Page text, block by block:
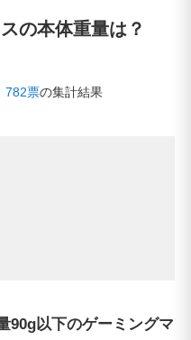
の本体重量は？
782票の集計結果
90g以下のゲーミングマ